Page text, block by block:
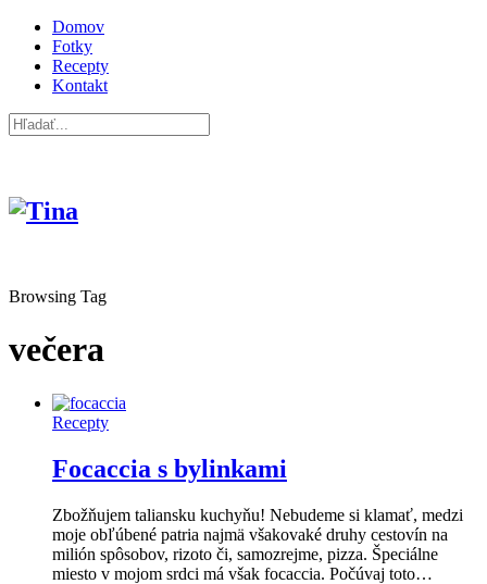
Domov
Fotky
Recepty
Kontakt
Browsing Tag
večera
Recepty
Focaccia s bylinkami
Zbožňujem taliansku kuchyňu! Nebudeme si klamať, medzi
moje obľúbené patria najmä všakovaké druhy cestovín na
milión spôsobov, rizoto či, samozrejme, pizza. Špeciálne
miesto v mojom srdci má však focaccia. Počúvaj toto…